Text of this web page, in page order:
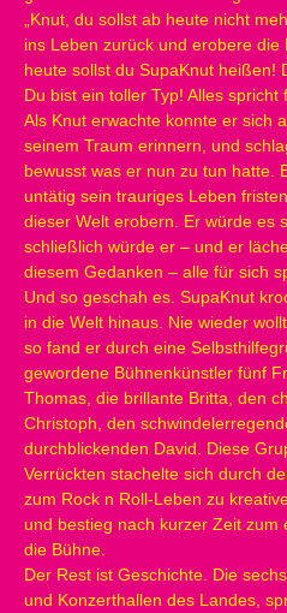
„Knut, du sollst ab heute nicht
ins Leben zurück und erobere die
heute sollst du SupaKnut heißen!
Du bist ein toller Typ! Alles spricht
Als Knut erwachte konnte er sich
seinem Traum erinnern, und
bewusst was er nun zu tun hatte.
untätig sein trauriges Leben
dieser Welt erobern. Er würde es
schließlich würde er – und er
diesem Gedanken – alle für sich
Und so geschah es. SupaKnut
in die Welt hinaus. Nie wieder
so fand er durch eine
gewordene Bühnenkünstler fünf
Thomas, die brillante Britta, den
Christoph, den
durchblickenden David. Diese
Verrückten stachelte sich durch
zum Rock n Roll-Leben zu
und bestieg nach kurzer Zeit zum
die Bühne.
Der Rest ist Geschichte. Die
und Konzerthallen des Landes,